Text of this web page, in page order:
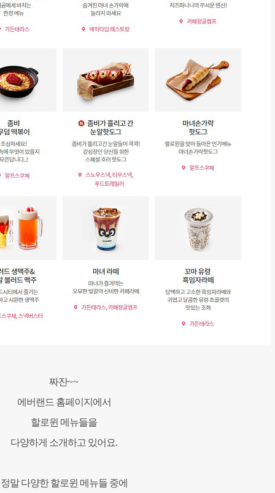
짜잔~~
에버랜드 홈페이지에서
할로윈 메뉴들을
다양하게 소개하고 있어요.
정말 다양한 할로윈 메뉴들 중에